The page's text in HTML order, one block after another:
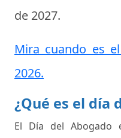
de 2027.
Mira cuando es
2026.
¿Qué es el día
El Día del Abogado